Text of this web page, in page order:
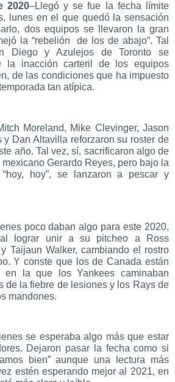
2020–Llegó y se fue la fecha límite
lunes en el que quedó la sensación
dos equipos se llevaron la gran
la “rebelión de los de abajo”. Tal
Diego y Azulejos de Toronto se
la inacción carteril de los equipos
de las condiciones que ha impuesto
tan atípica.
Moreland, Mike Clevinger, Jason
y Dan Altavilla reforzaron su roster de
año. Tal vez, sí, sacrificaron algo de
Gerardo Reyes, pero bajo la
hoy”, se lanzaron a pescar y
poco daban algo para este 2020,
lograr unir a su pitcheo a Ross
Taijaun Walker, cambiando el rostro
Y conste que los de Canada están
la que los Yankees caminaban
de la fiebre de lesiones y los Rays de
mandones.
se esperaba algo más que estar
Dejaron pasar la fecha como si
bien” aunque una lectura más
estén esperando mejor al 2021, en